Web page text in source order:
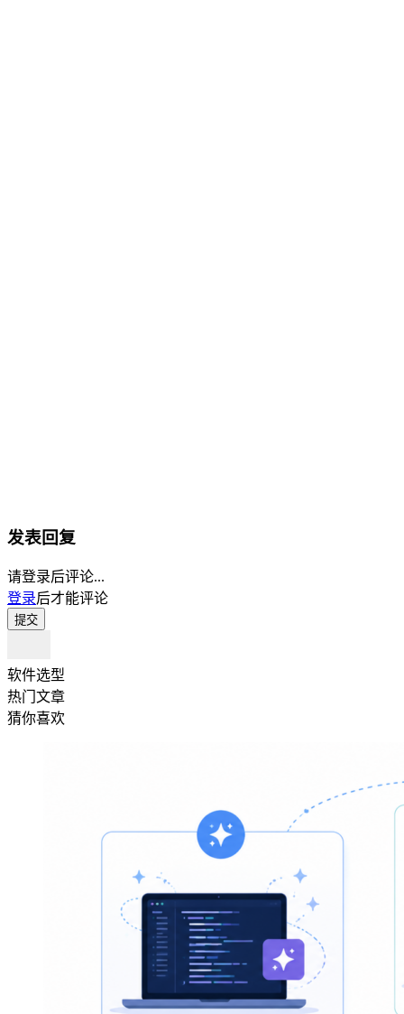
发表回复
请登录后评论...
登录后才能评论
提交
软件选型
热门文章
猜你喜欢